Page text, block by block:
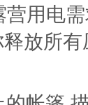
用电
放所